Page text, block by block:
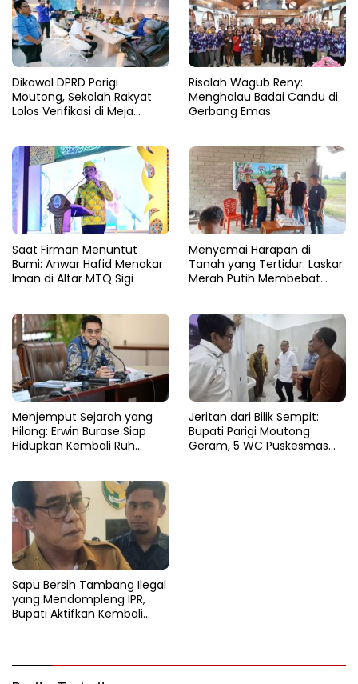
Dikawal DPRD Parigi
Moutong, Sekolah Rakyat
Lolos Verifikasi di Meja
Risalah Wagub Reny:
Menghalau Badai Candu di
Gerbang Emas
Saat Firman Menuntut
Bumi: Anwar Hafid Menakar
Iman di Altar MTQ Sigi
Menyemai Harapan di
Tanah yang Tertidur: Laskar
Merah Putih Membebat
Menjemput Sejarah yang
Hilang: Erwin Burase Siap
Hidupkan Kembali Ruh
Kuliner Parigi
Jeritan dari Bilik Sempit:
Bupati Parigi Moutong
Geram, 5 WC Puskesmas
Sapu Bersih Tambang Ilegal
yang Mendompleng IPR,
Bupati Aktifkan Kembali